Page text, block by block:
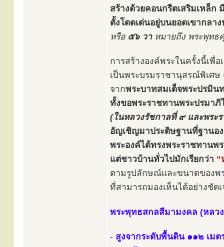
สร้างด้วยคอนกรีตเสริมเหล็
ตั้งโดดเด่นอยู่บนยอดเขากลาง
หรือ ๕๖ วาหมายถึง พระพุทธ
การสร้างองค์พระในครั้งนี้เพื่
เป็นพระบรมราชานุสรณ์พิเศ
จากพระบาทสมเด็จพระปรมิ
ทั้งขอพระราชทานพระปรมาภิ
(ในหลวงรัชกาลที่ ๙ และพระ
อัญเชิญมาประดิษฐานที่ฐานอ
พระองค์ได้ทรงพระราชทานพ
แต่ชาวบ้านทั่วไปมักเรียกว่า “
ตามรูปลักษณ์และขนาดของพ
ที่สามารถมองเห็นได้อย่างชัด
พระพุทธสกลสีมามงคล (หล
- สูงจากระดับพื้นดิน ๑๑๒ เมต